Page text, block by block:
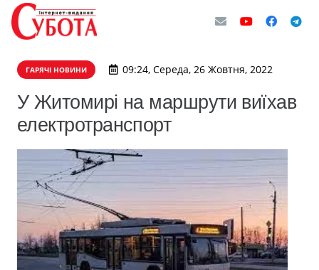
ГАРЯЧІ НОВИНИ 09:24, Середа, 26 Жовтня, 2022
У Житомирі на маршрути виїхав
електротранспорт